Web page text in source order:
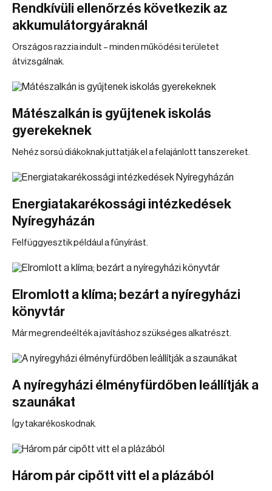
Rendkívüli ellenőrzés következik az
akkumulátorgyáraknál
Országos razzia indult – minden működési területet
átvizsgálnak.
Mátészalkán is gyűjtenek iskolás
gyerekeknek
Nehéz sorsú diákoknak juttatják el a felajánlott tanszereket.
Energiatakarékossági intézkedések
Nyíregyházán
Felfüggyesztik például a fűnyírást.
Elromlott a klíma; bezárt a nyíregyházi
könyvtár
Már megrendeélték a javításhoz szükséges alkatrészt.
A nyíregyházi élményfürdőben leállítják a
szaunákat
Így takarékoskodnak.
Három pár cipőtt vitt el a plázából